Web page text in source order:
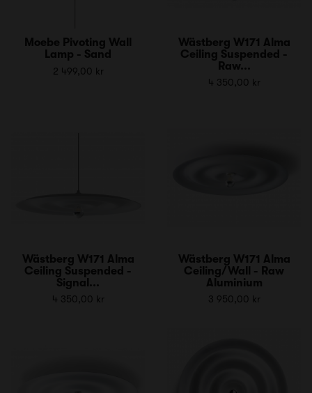
Moebe Pivoting Wall
Lamp - Sand
2 499,00 kr
Wästberg W171 Alma
Ceiling Suspended -
Raw...
4 350,00 kr
Wästberg W171 Alma
Ceiling Suspended -
Signal...
4 350,00 kr
Wästberg W171 Alma
Ceiling/Wall - Raw
Aluminium
3 950,00 kr